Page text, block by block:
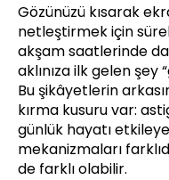
Gözünüzü kısarak
netleştirmek için
akşam saatlerinde
aklınıza ilk gelen şey
Bu şikâyetlerin
kırma kusuru var:
günlük hayatı
mekanizmaları
de farklı olabilir.